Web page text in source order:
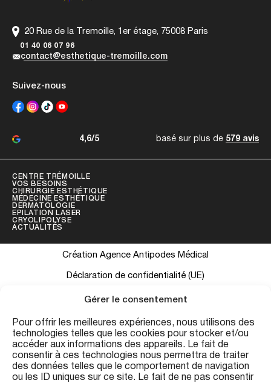
Gérer le consentement
Pour offrir les meilleures expériences, nous utilisons des
technologies telles que les cookies pour stocker et/ou
accéder aux informations des appareils. Le fait de
consentir à ces technologies nous permettra de traiter
des données telles que le comportement de navigation
ou les ID uniques sur ce site. Le fait de ne pas consentir
20 Rue de la Tremoille, 1er étage, 75008 Paris
01 40 06 07 96
contact@esthetique-tremoille.com
Suivez-nous
4,6/5 basé sur plus de 579 avis
CENTRE TRÉMOILLE
VOS BESOINS
CHIRURGIE ESTHÉTIQUE
MÉDECINE ESTHÉTIQUE
DERMATOLOGIE
EPILATION LASER
CRYOLIPOLYSE
ACTUALITÉS
Création Agence Antipodes Médical
Déclaration de confidentialité (UE)
Conditions générales
Les informations contenues sur ce site ont une visée informative et
ne se substituent pas à une consultation médicale personnalisée.
Conformément au Code de la Santé Publique (art. R.4127-19), les
résultats présentés sont indicatifs et peuvent varier. Consultation